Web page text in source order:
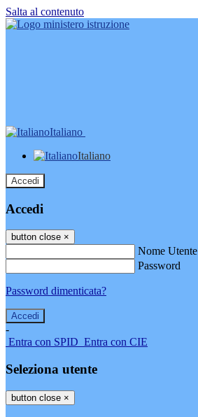
Salta al contenuto
Italiano
Italiano
Accedi
Accedi
button close ×
Nome Utente
Password
Password dimenticata?
-
Entra con SPID Entra con CIE
Seleziona utente
button close ×